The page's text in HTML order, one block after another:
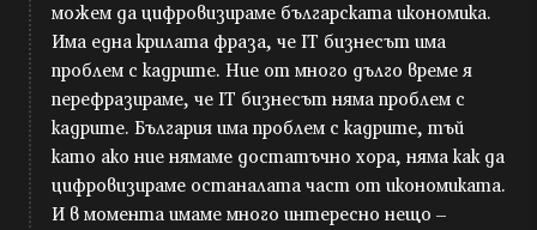
можем да цифровизираме българската икономика.
Има една крилата фраза, че IT бизнесът има
проблем с кадрите. Ние от много дълго време я
перефразираме, че IT бизнесът няма проблем с
кадрите. България има проблем с кадрите, тъй
като ако ние нямаме достатъчно хора, няма как да
цифровизираме останалата част от икономиката.
И в момента имаме много интересно нещо –